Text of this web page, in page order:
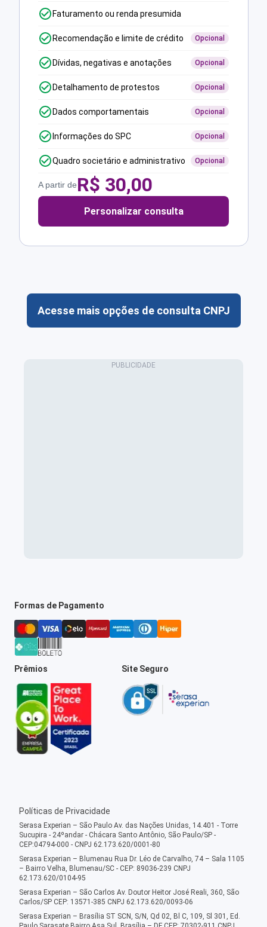
Faturamento ou renda presumida
Recomendação e limite de crédito Opcional
Dívidas, negativas e anotações Opcional
Detalhamento de protestos Opcional
Dados comportamentais Opcional
Informações do SPC Opcional
Quadro societário e administrativo Opcional
A partir deR$ 30,00
Personalizar consulta
Acesse mais opções de consulta CNPJ
Formas de Pagamento
Prêmios Site Seguro
Políticas de Privacidade
Serasa Experian – São Paulo Av. das Nações Unidas, 14.401 - Torre
Sucupira - 24ºandar - Chácara Santo Antônio, São Paulo/SP -
CEP:04794-000 - CNPJ 62.173.620/0001-80
Serasa Experian – Blumenau Rua Dr. Léo de Carvalho, 74 – Sala 1105
– Bairro Velha, Blumenau/SC - CEP: 89036-239 CNPJ
62.173.620/0104-95
Serasa Experian – São Carlos Av. Doutor Heitor José Reali, 360, São
Carlos/SP CEP: 13571-385 CNPJ 62.173.620/0093-06
Serasa Experian – Brasília ST SCN, S/N, Qd 02, Bl C, 109, Sl 301, Ed.